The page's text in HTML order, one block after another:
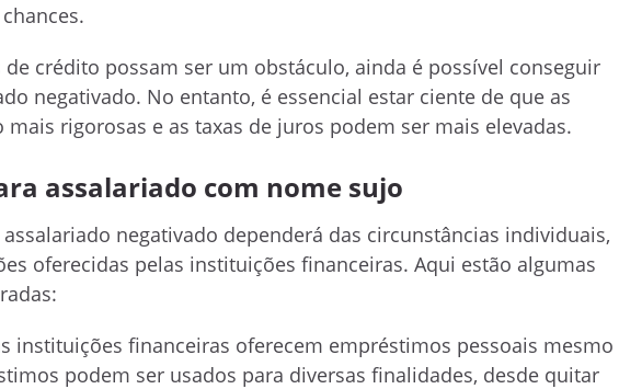
crédito possam ser um obstáculo, ainda é possível conseguir
negativado. No entanto, é essencial estar ciente de que as
rigorosas e as taxas de juros podem ser mais elevadas.
assalariado com nome sujo
negativado dependerá das circunstâncias individuais,
oferecidas pelas instituições financeiras. Aqui estão algumas
instituições financeiras oferecem empréstimos pessoais mesmo
podem ser usados para diversas finalidades, desde quitar